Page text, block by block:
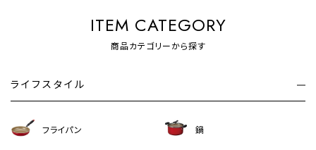
ITEM CATEGORY
商品カテゴリーから探す
ライフスタイル
フライパン 鍋